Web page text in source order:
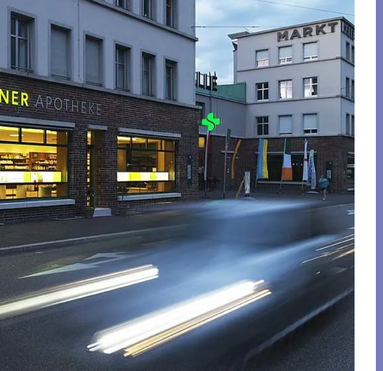
Blumen & Pflanzen
Klybeck
St. Johann
Wettstein